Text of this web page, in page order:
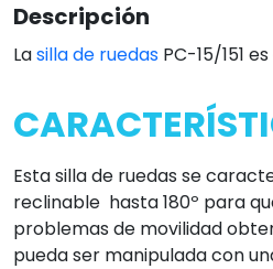
Descripción
Lasilla de ruedas PC-15/151
Esta silla de ruedas se
reclinable hasta 180º para
problemas de movilidad
pueda ser manipulada con